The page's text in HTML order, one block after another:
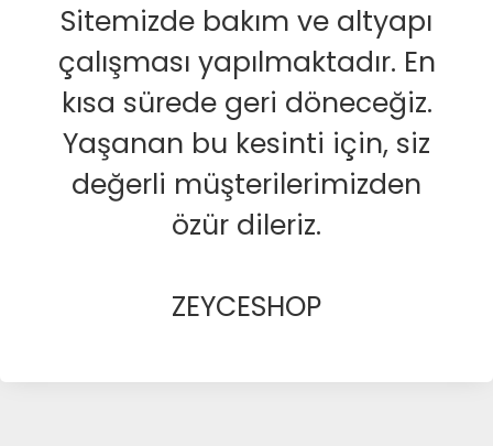
Sitemizde bakım ve altyapı
çalışması yapılmaktadır. En
kısa sürede geri döneceğiz.
Yaşanan bu kesinti için, siz
değerli müşterilerimizden
özür dileriz.
ZEYCESHOP